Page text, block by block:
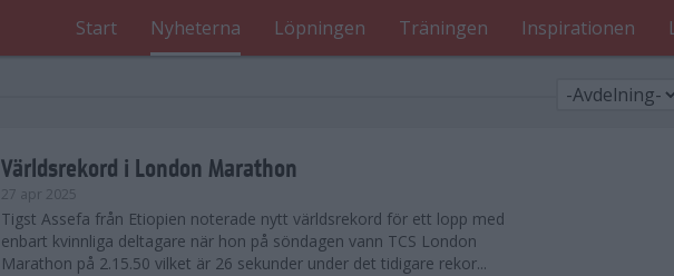
Start Nyheterna Löpningen Träningen Inspirationen
Världsrekord i London Marathon
27 apr 2025
Tigst Assefa från Etiopien noterade nytt världsrekord för ett lopp med
enbart kvinnliga deltagare när hon på söndagen vann TCS London
Marathon på 2.15.50 vilket är 26 sekunder under det tidigare rekor...